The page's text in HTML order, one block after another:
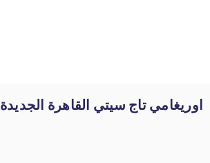
اوريغامي تاج سيتي القاهرة الجديدة